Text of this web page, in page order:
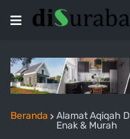
Beranda
Alamat Aqiqah
Enak & Murah